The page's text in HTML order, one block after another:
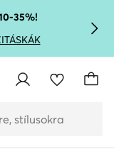
35%!
stílusokra